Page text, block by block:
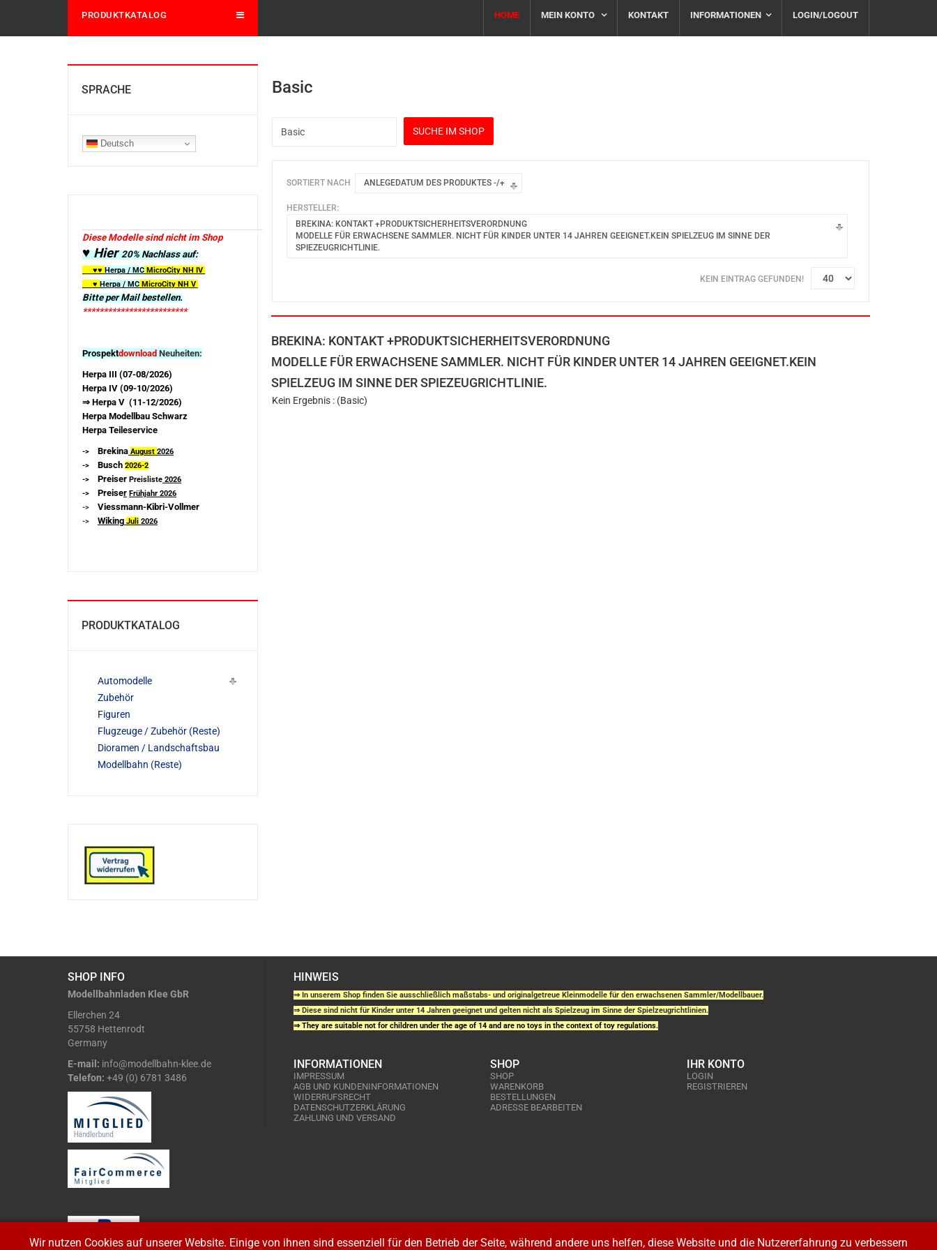
PRODUKTKATALOG HOME MEIN KONTO KONTAKT INFORMATIONEN LOGIN/LOGOUT
Basic
SORTIERT NACH ANLEGEDATUM DES PRODUKTES -/+
HERSTELLER:
BREKINA: KONTAKT +PRODUKTSICHERHEITSVERORDNUNG
MODELLE FÜR ERWACHSENE SAMMLER. NICHT FÜR KINDER UNTER 14 JAHREN GEEIGNET.KEIN SPIELZEUG IM SINNE DER
SPIEZEUGRICHTLINIE.
KEIN EINTRAG GEFUNDEN!
BREKINA: KONTAKT +PRODUKTSICHERHEITSVERORDNUNG
MODELLE FÜR ERWACHSENE SAMMLER. NICHT FÜR KINDER UNTER 14 JAHREN GEEIGNET.KEIN
SPIELZEUG IM SINNE DER SPIEZEUGRICHTLINIE.
Kein Ergebnis : (Basic)
SPRACHE
Deutsch
Diese Modelle sind nicht im Shop
♥ Hier20% Nachlass auf:
♥♥ Herpa / MC MicroCity NH IV
♥ Herpa / MC MicroCity NH V
Bitte per Mail bestellen.
*************************
Prospektdownload Neuheiten:
Herpa III (07-08/2026)
Herpa IV (09-10/2026)
⇒ Herpa V (11-12/2026)
Herpa Modellbau Schwarz
Herpa Teileservice
-> Brekina August 2026
-> Busch 2026-2
-> Preiser Preisliste 2026
-> Preiser Frühjahr 2026
-> Viessmann-Kibri-Vollmer
-> Wiking Juli 2026
PRODUKTKATALOG
Automodelle
Zubehör
Figuren
Flugzeuge / Zubehör (Reste)
Dioramen / Landschaftsbau
Modellbahn (Reste)
SHOP INFO
Modellbahnladen Klee GbR
Ellerchen 24
55758 Hettenrodt
Germany
E-mail: info@modellbahn-klee.de
Telefon: +49 (0) 6781 3486
HINWEIS
⇒ In unserem Shop finden Sie ausschließlich maßstabs- und originalgetreue Kleinmodelle für den erwachsenen Sammler/Modellbauer.
⇒ Diese sind nicht für Kinder unter 14 Jahren geeignet und gelten nicht als Spielzeug im Sinne der Spielzeugrichtlinien.
⇒ They are suitable not for children under the age of 14 and are no toys in the context of toy regulations.
INFORMATIONEN
IMPRESSUM
AGB UND KUNDENINFORMATIONEN
WIDERRUFSRECHT
DATENSCHUTZERKLÄRUNG
ZAHLUNG UND VERSAND
SHOP
SHOP
WARENKORB
BESTELLUNGEN
ADRESSE BEARBEITEN
IHR KONTO
LOGIN
REGISTRIEREN
Wir nutzen Cookies auf unserer Website. Einige von ihnen sind essenziell für den Betrieb der Seite, während andere uns helfen, diese Website und die Nutzererfahrung zu verbessern